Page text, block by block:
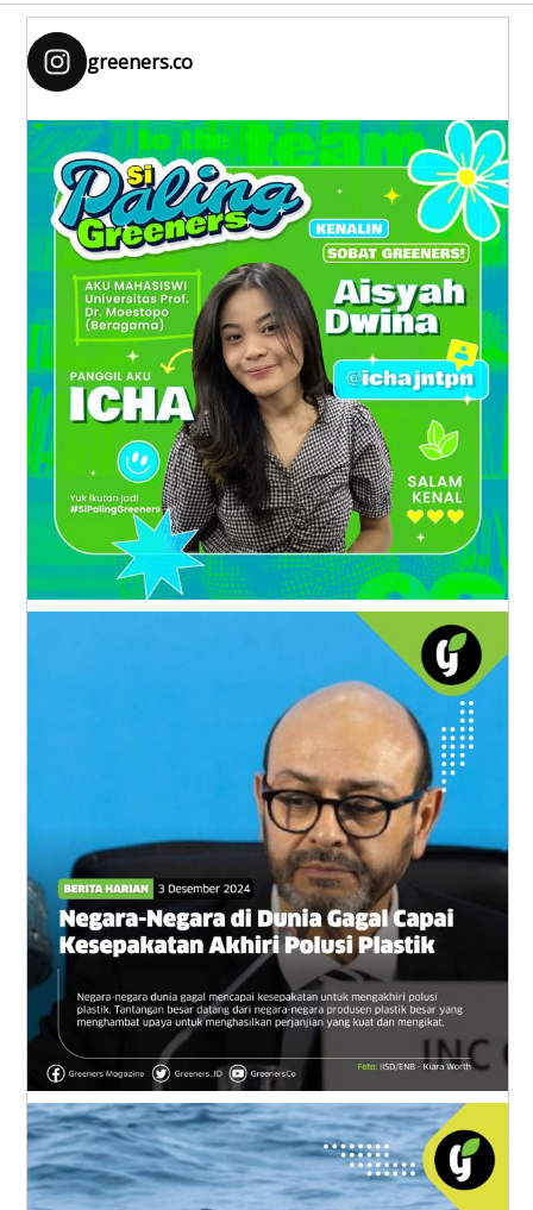
greeners.co